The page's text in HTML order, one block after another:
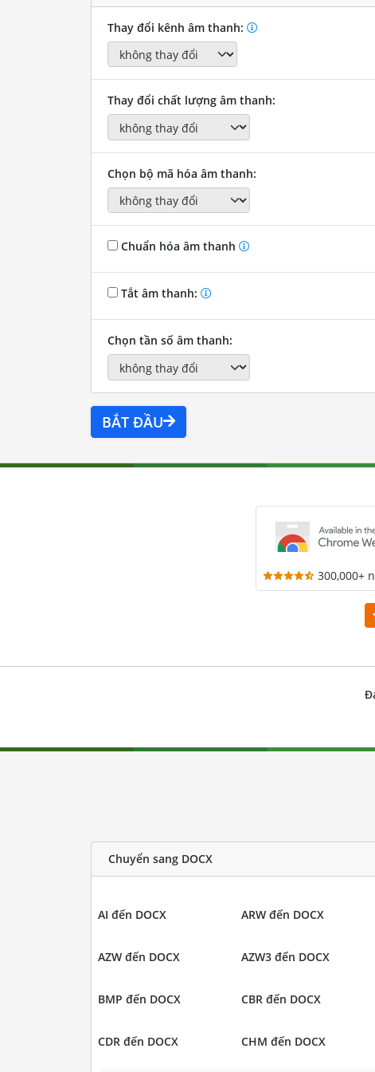
Thay đổi kênh âm thanh:
Thay đổi chất lượng âm thanh:
Chọn bộ mã hóa âm thanh:
Chuẩn hóa âm thanh
Tắt âm thanh:
Chọn tần số âm thanh:
BẮT ĐẦU
300,000+
Chuyển sang DOCX
AI đến DOCX ARW đến DOCX
AZW đến DOCX AZW3 đến DOCX
BMP đến DOCX CBR đến DOCX
CDR đến DOCX CHM đến DOCX